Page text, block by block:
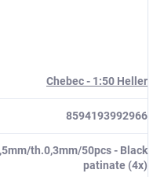
Chebec - 1:50 Heller
8594193992966
th.0,3mm/50pcs - Black
patinate (4x)